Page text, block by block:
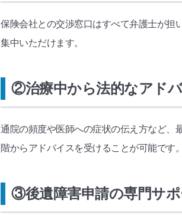
保険会社との交渉窓口はすべて弁護士が担
集中いただけます。
②治療中から法的なアド
通院の頻度や医師への症状の伝え方など、
階からアドバイスを受けることが可能です。
③後遺障害申請の専門サ